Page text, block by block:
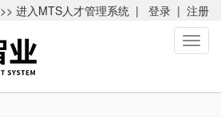
>> 进入MTS人才管理系统 | 登录 | 注册